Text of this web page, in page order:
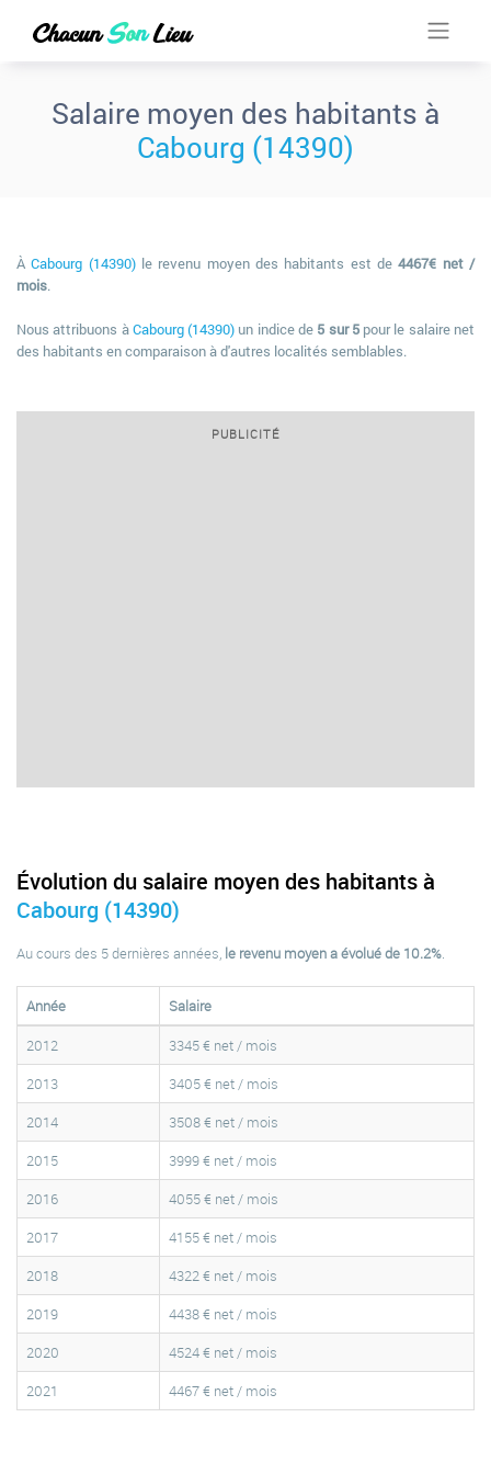
Salaire moyen des habitants à
Cabourg (14390)
ÀCabourg (14390)le revenu moyen des habitants est de4467€ net /
mois.
Nous attribuons àCabourg (14390) un indice de 5 sur 5pour le salaire net
des habitants en comparaison à d'autres localités semblables.
PUBLICITÉ
Évolution du salaire moyen des habitants à
Cabourg (14390)
Au cours des 5 dernières années, le revenu moyen a évolué de 10.2%.
Année
Salaire
2012
3345 € net / mois
2013
3405 € net / mois
2014
3508 € net / mois
2015
3999 € net / mois
2016
4055 € net / mois
2017
4155 € net / mois
2018
4322 € net / mois
2019
4438 € net / mois
2020
4524 € net / mois
2021
4467 € net / mois